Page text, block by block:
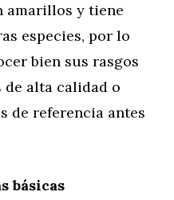
amarillos y tiene
especies, por lo
bien sus rasgos
alta calidad o
de referencia antes
básicas